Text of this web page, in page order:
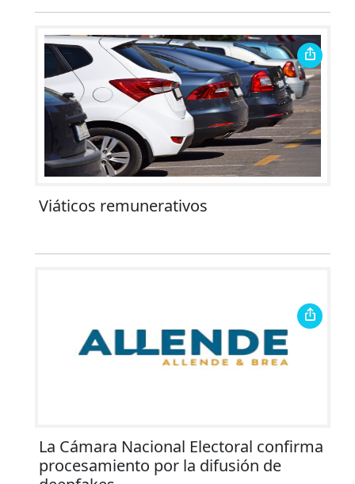
Viáticos remunerativos
La Cámara Nacional Electoral confirma
procesamiento por la difusión de